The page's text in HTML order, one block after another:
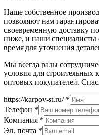
Наше собственное
позволяют нам
своевременную доставку
ниже, и наши специалисты
время для уточнения
Мы всегда рады
условия для строительных
оптовых покупателей.
https://karpov-st.ru/ *
Телефон *
Компания *
Эл. почта *